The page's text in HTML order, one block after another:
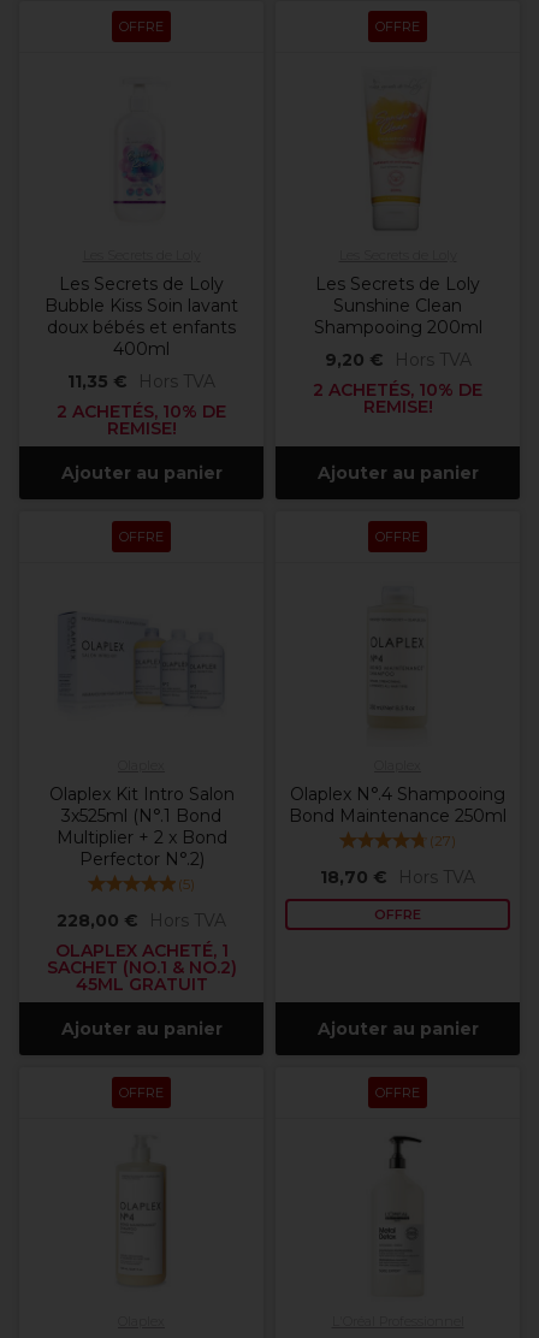
OFFRE
Les Secrets de Loly
Bubble Kiss Soin lavant
doux bébés et enfants
400ml
11,35 €
Hors TVA
2 ACHETÉS, 10% DE
REMISE!
Ajouter au panier
OFFRE
Les Secrets de Loly
Sunshine Clean
Shampooing 200ml
9,20 €
Hors TVA
2 ACHETÉS, 10% DE
REMISE!
Ajouter au panier
OFFRE
Olaplex Kit Intro Salon
3x525ml (N°.1 Bond
Multiplier + 2 x Bond
Perfector N°.2)
(5)
228,00 €
Hors TVA
OLAPLEX ACHETÉ, 1
SACHET (NO.1 & NO.2)
45ML GRATUIT
Ajouter au panier
OFFRE
Olaplex N°.4 Shampooing
Bond Maintenance 250ml
(27)
18,70 € Hors TVA
OFFRE
Ajouter au panier
OFFRE OFFRE